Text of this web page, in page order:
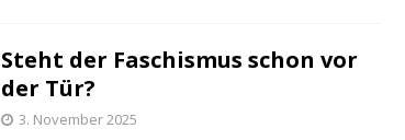
Steht der Faschismus schon vor
der Tür?
3. November 2025